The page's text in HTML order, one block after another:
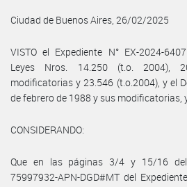
Ciudad de Buenos Aires, 26/02/2025
VISTO el Expediente N° EX-2024-
Leyes Nros. 14.250 (t.o. 2004),
modificatorias y 23.546 (t.o.2004), y el
de febrero de 1988 y sus modificatorias,
CONSIDERANDO:
Que en las páginas 3/4 y 15/16 del
75997932-APN-DGD#MT del